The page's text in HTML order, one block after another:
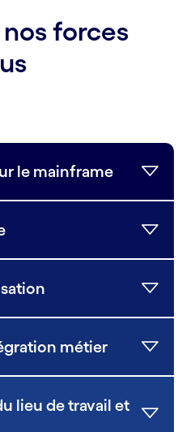
forces
le mainframe
métier
lieu de travail et